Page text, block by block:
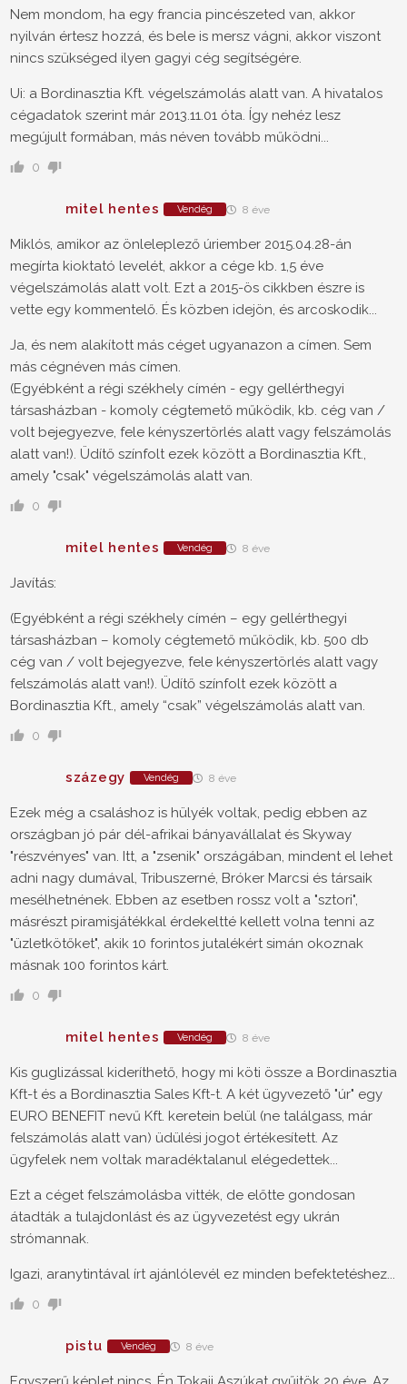
Nem mondom, ha egy francia pincészeted van, akkor
nyilván értesz hozzá, és bele is mersz vágni, akkor viszont
nincs szükséged ilyen gagyi cég segítségére.
Ui: a Bordinasztia Kft. végelszámolás alatt van. A hivatalos
cégadatok szerint már 2013.11.01 óta. Így nehéz lesz
megújult formában, más néven tovább működni...
0
mitel hentes Vendég 8 éve
Miklós, amikor az önleleplező úriember 2015.04.28-án
megírta kioktató levelét, akkor a cége kb. 1,5 éve
végelszámolás alatt volt. Ezt a 2015-ös cikkben észre is
vette egy kommentelő. És közben idejön, és arcoskodik...
Ja, és nem alakított más céget ugyanazon a címen. Sem
más cégnéven más címen.
(Egyébként a régi székhely címén - egy gellérthegyi
társasházban - komoly cégtemető működik, kb. cég van /
volt bejegyezve, fele kényszertörlés alatt vagy felszámolás
alatt van!). Üdítő színfolt ezek között a Bordinasztia Kft.,
amely "csak" végelszámolás alatt van.
0
mitel hentes Vendég 8 éve
Javítás:
(Egyébként a régi székhely címén – egy gellérthegyi
társasházban – komoly cégtemető működik, kb. 500 db
cég van / volt bejegyezve, fele kényszertörlés alatt vagy
felszámolás alatt van!). Üdítő színfolt ezek között a
Bordinasztia Kft., amely “csak” végelszámolás alatt van.
0
százegy Vendég 8 éve
Ezek még a csaláshoz is hülyék voltak, pedig ebben az
országban jó pár dél-afrikai bányavállalat és Skyway
"részvényes" van. Itt, a "zsenik" országában, mindent el lehet
adni nagy dumával, Tribuszerné, Bróker Marcsi és társaik
mesélhetnének. Ebben az esetben rossz volt a "sztori",
másrészt piramisjátékkal érdekeltté kellett volna tenni az
"üzletkötőket", akik 10 forintos jutalékért simán okoznak
másnak 100 forintos kárt.
0
mitel hentes Vendég 8 éve
Kis guglizással kideríthető, hogy mi köti össze a Bordinasztia
Kft-t és a Bordinasztia Sales Kft-t. A két ügyvezető "úr" egy
EURO BENEFIT nevű Kft. keretein belül (ne találgass, már
felszámolás alatt van) üdülési jogot értékesített. Az
ügyfelek nem voltak maradéktalanul elégedettek...
Ezt a céget felszámolásba vitték, de előtte gondosan
átadták a tulajdonlást és az ügyvezetést egy ukrán
strómannak.
Igazi, aranytintával írt ajánlólevél ez minden befektetéshez...
0
pistu Vendég 8 éve